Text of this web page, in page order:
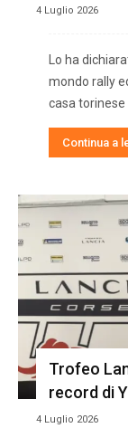
4 Luglio 2026
Lo ha
mondo rally
casa torinese
Continua a
Trofeo
record di
4 Luglio 2026